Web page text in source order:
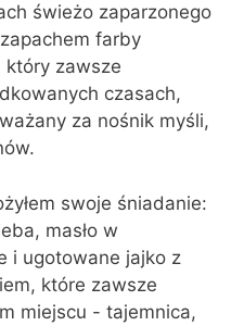
świeżo zaparzonego
farby
który zawsze
czasach,
za nośnik myśli,
swoje śniadanie:
masło w
i ugotowane jajko z
które zawsze
miejscu - tajemnica,